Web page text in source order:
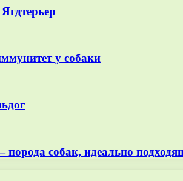
у собаки
собак, идеально